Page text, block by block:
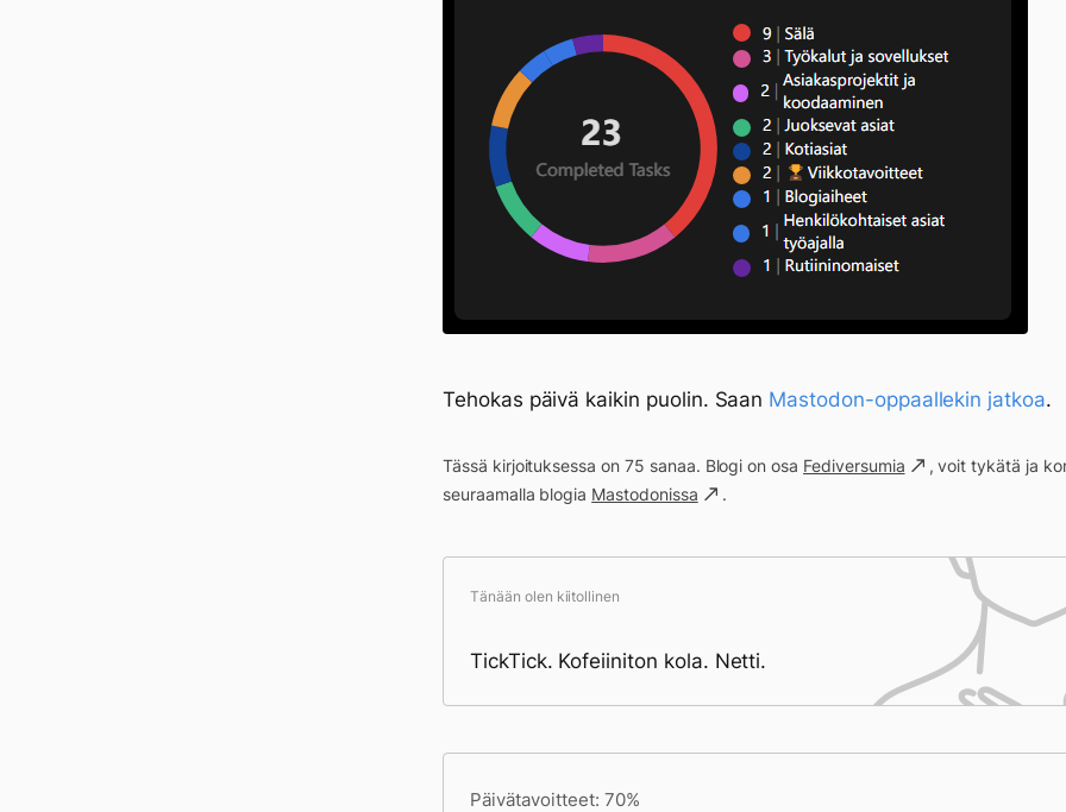
Tehokas päivä kaikin puolin. Saan Mastodon-oppaallekin jatkoa.
Tässä kirjoituksessa on 75 sanaa. Blogi on osa Fediversumia
, voit tykätä ja
seuraamalla blogia Mastodonissa .
Tänään olen kiitollinen
TickTick. Kofeiiniton kola. Netti.
Päivätavoitteet: 70%